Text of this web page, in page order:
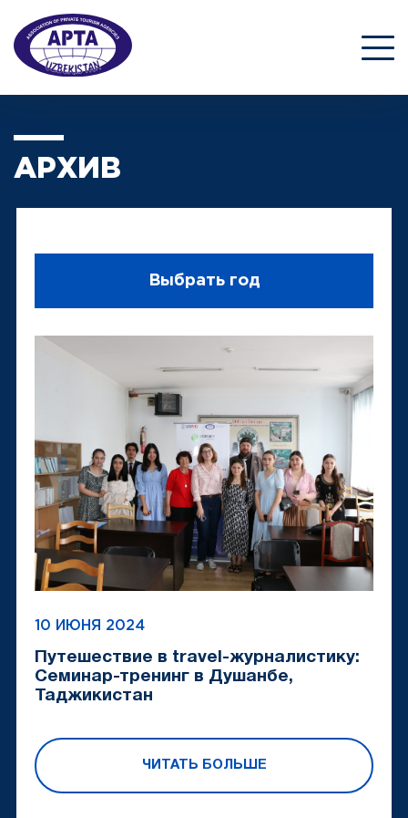
АРХИВ
10 ИЮНЯ 2024
Путешествие в travel-журналистику:
Семинар-тренинг в Душанбе,
Таджикистан
ЧИТАТЬ БОЛЬШЕ
Выбрать год